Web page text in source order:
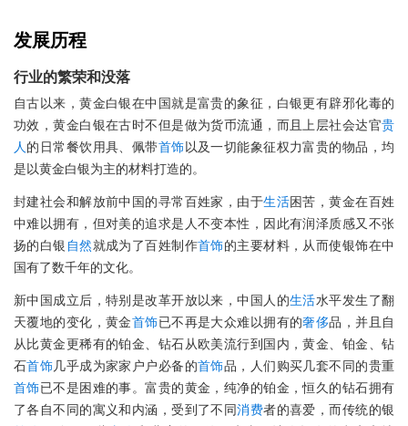
发展历程
行业的繁荣和没落
自古以来，黄金白银在中国就是富贵的象征，白银更有辟邪化毒的
功效，黄金白银在古时不但是做为货币流通，而且上层社会达官贵
人 的日常餐饮用具、佩带首饰以及一切能象征权力富贵的物品，均
是以黄金白银为主的材料打造的。
封建社会和解放前中国的寻常百姓家，由于生活困苦，黄金在百姓
中难以拥有，但对美的追求是人不变本性，因此有润泽质感又不张
扬的白银 自然就成为了百姓制作首饰的主要材料，从而使银饰在中
国有了数千年的文化。
新中国成立后，特别是改革开放以来，中国人的生活水平发生了翻
天覆地的变化，黄金首饰已不再是大众难以拥有的奢侈品，并且自
从比黄金更稀有的铂金、钻石从欧美流行到国内，黄金、铂金、钻
石首饰几乎成为家家户户必备的首饰品，人们购买几套不同的贵重
首饰已不是困难的事。富贵的黄金，纯净的铂金，恒久的钻石拥有
了各自不同的寓义和内涵，受到了不同消费者的喜爱，而传统的银